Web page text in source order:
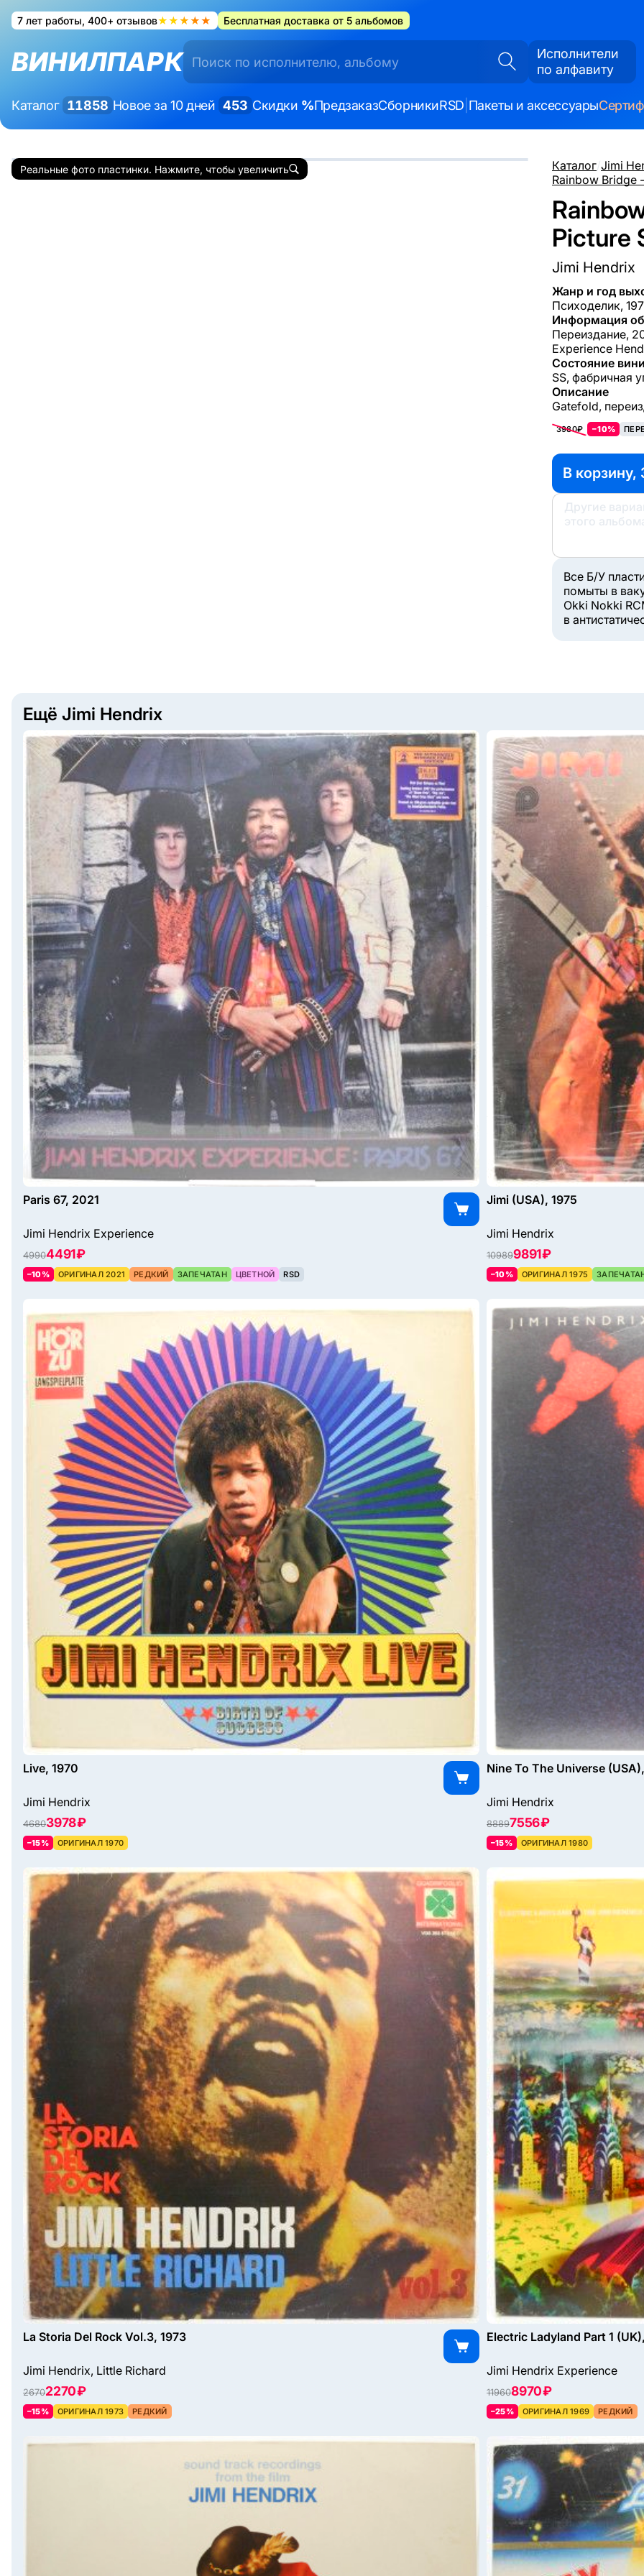
7 лет работы, 400+ отзывов★★★★★ Бесплатная доставка от 5 альбомов
ВИНИЛПАРК
Исполнители
по алфавиту
Каталог 11858 Новое за 10 дней 453 Скидки %ПредзаказСборникиRSD Пакеты и аксессуары
Каталог/Jimi
Rainbow Bridge
Picture
Jimi Hendrix
Жанр и год
Психоделик,
Информация
Переиздание,
Experience
Состояние
SS, фабричная
Описание
Gatefold,
3980₽ −10%
В корзину,
Другие
этого
Все Б/У
помыты в
Okki Nokki
в
Реальные фото пластинки. Нажмите, чтобы увеличить
Ещё Jimi Hendrix
Paris 67, 2021
Jimi Hendrix Experience
49904491 ₽
–10% ОРИГИНАЛ 2021 РЕДКИЙ ЗАПЕЧАТАН ЦВЕТНОЙ RSD
Jimi (USA), 1975
Jimi Hendrix
109899891 ₽
–10% ОРИГИНАЛ 1975
Live, 1970
Jimi Hendrix
46803978 ₽
–15% ОРИГИНАЛ 1970
Nine To The Universe
Jimi Hendrix
88897556 ₽
–15% ОРИГИНАЛ 1980
La Storia Del Rock Vol.3, 1973
Jimi Hendrix, Little Richard
26702270 ₽
–15% ОРИГИНАЛ 1973 РЕДКИЙ
Electric Ladyland Part 1
Jimi Hendrix Experience
119608970 ₽
–25% ОРИГИНАЛ 1969 РЕДКИЙ